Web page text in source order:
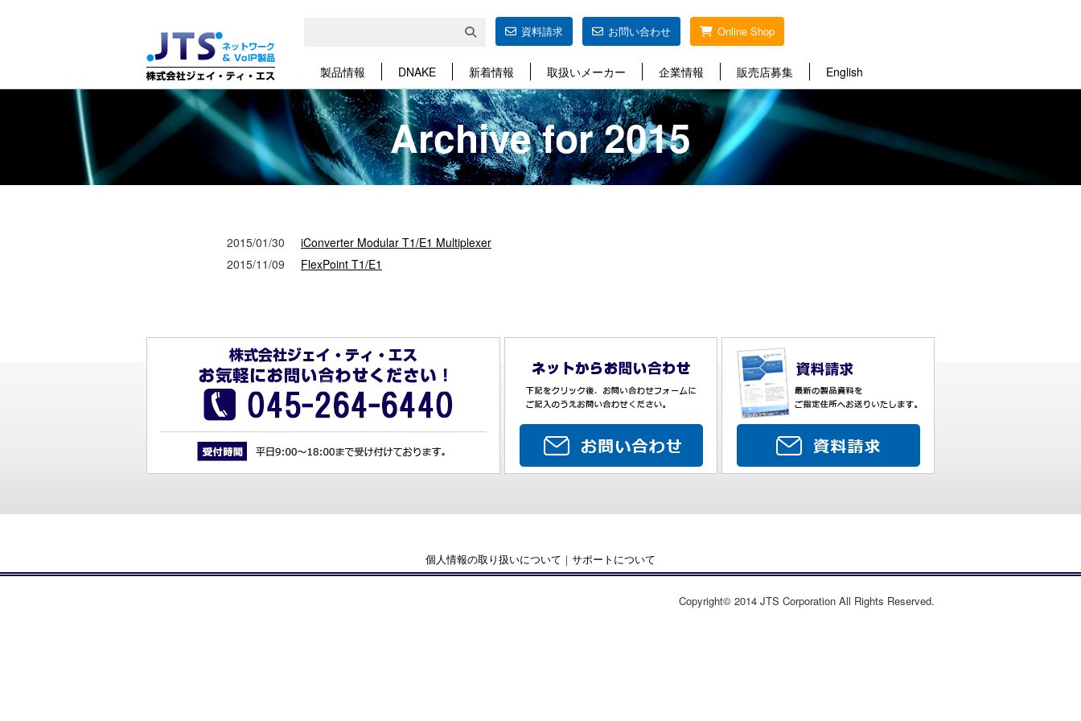
資料請求 お問い合わせ Online Shop
製品情報 DNAKE 新着情報 取扱いメーカー 企業情報 販売店募集 English
Archive for 2015
2015/01/30
iConverter Modular T1/E1 Multiplexer
2015/11/09
FlexPoint T1/E1
個人情報の取り扱いについて ｜ サポートについて
Copyright© 2014 JTS Corporation All Rights Reserved.